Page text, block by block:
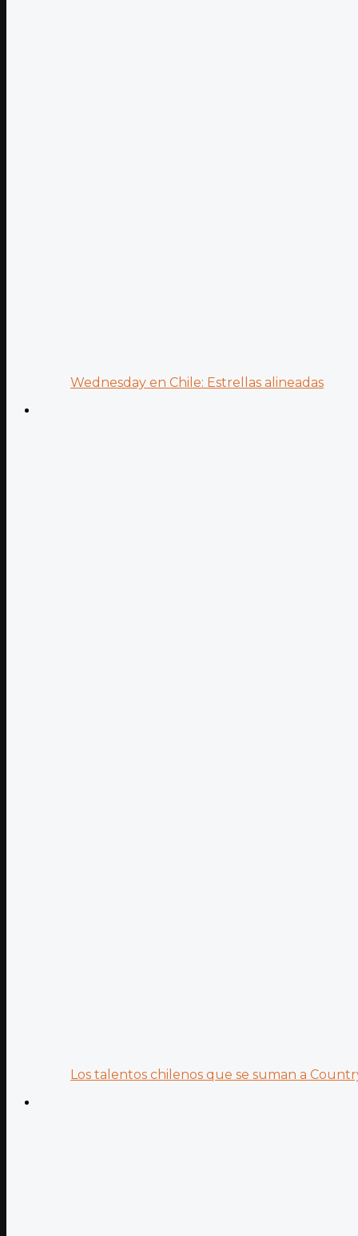
Wednesday en Chile: Estrellas alineadas
Los talentos chilenos que se suman a